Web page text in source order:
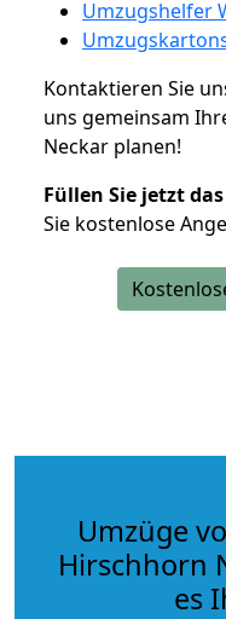
Umzugshelfer
Kontaktieren Sie
uns gemeinsam
Neckar planen!
Füllen Sie jetzt
Sie kostenlose
Umzüge
Hirschhorn
es